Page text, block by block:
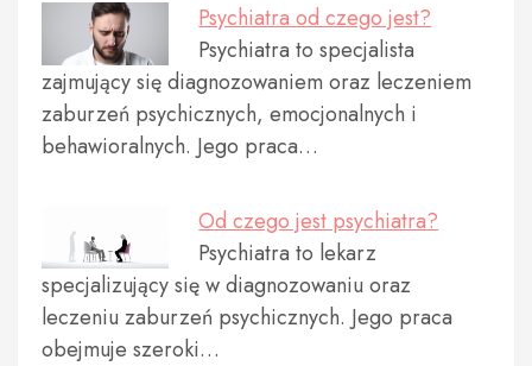
Psychiatra od czego jest?
Psychiatra to specjalista
zajmujący się diagnozowaniem oraz leczeniem
zaburzeń psychicznych, emocjonalnych i
behawioralnych. Jego praca…
Od czego jest psychiatra?
Psychiatra to lekarz
specjalizujący się w diagnozowaniu oraz
leczeniu zaburzeń psychicznych. Jego praca
obejmuje szeroki…